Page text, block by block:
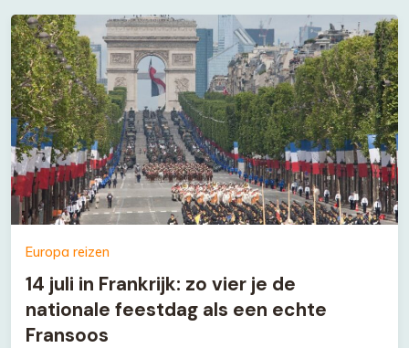
Europa reizen
14 juli in Frankrijk: zo vier je de
nationale feestdag als een echte
Fransoos